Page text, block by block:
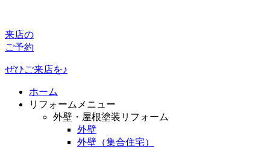
来店の
ご予約
ぜひご来店を♪
ホーム
リフォームメニュー
外壁・屋根塗装リフォーム
外壁
外壁（集合住宅）